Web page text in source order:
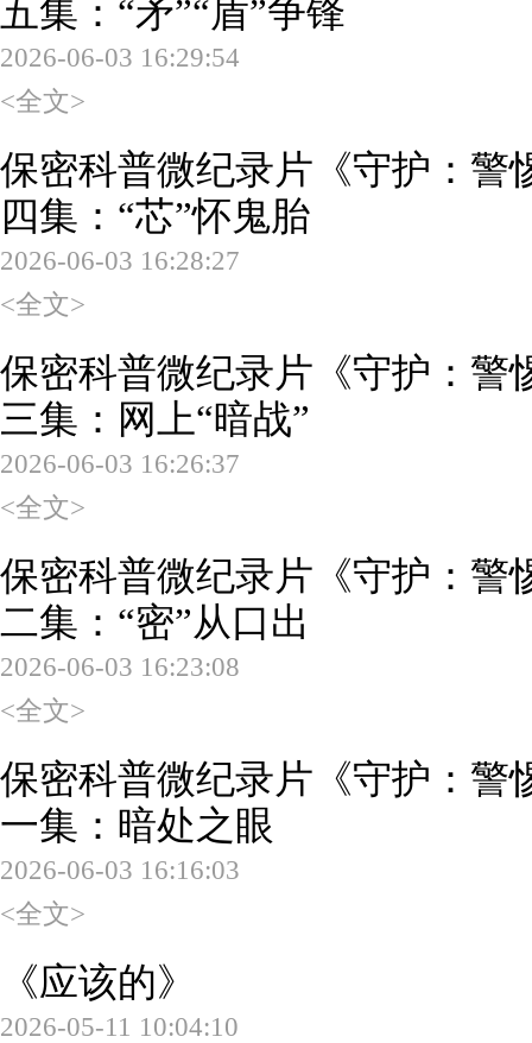
五集：“矛”“盾”争锋
2026-06-03 16:29:54
<全文>
保密科普微纪录片《守护：警
四集：“芯”怀鬼胎
2026-06-03 16:28:27
<全文>
保密科普微纪录片《守护：警
三集：网上“暗战”
2026-06-03 16:26:37
<全文>
保密科普微纪录片《守护：警
二集：“密”从口出
2026-06-03 16:23:08
<全文>
保密科普微纪录片《守护：警
一集：暗处之眼
2026-06-03 16:16:03
<全文>
《应该的》
2026-05-11 10:04:10